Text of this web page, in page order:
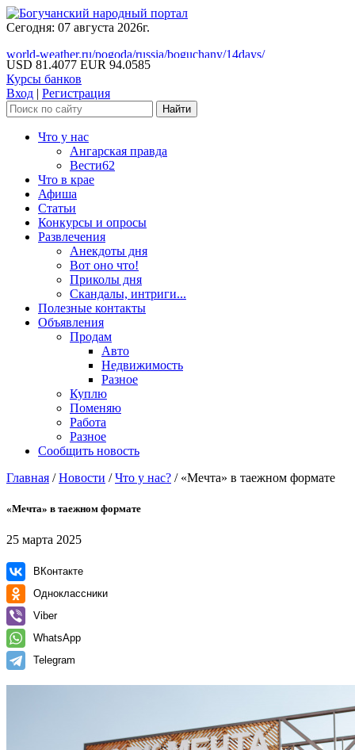
Сегодня: 07 августа 2026г.
world-weather.ru/pogoda/russia/boguchany/14days/
USD 81.4077 EUR 94.0585
Курсы банков
Вход | Регистрация
Что у нас
Ангарская правда
Вести62
Что в крае
Афиша
Статьи
Конкурсы и опросы
Развлечения
Анекдоты дня
Вот оно что!
Приколы дня
Скандалы, интриги...
Полезные контакты
Объявления
Продам
Авто
Недвижимость
Разное
Куплю
Поменяю
Работа
Разное
Сообщить новость
Главная /Новости /Что у нас? / «Мечта» в таежном формате
«Мечта» в таежном формате
25 марта 2025
ВКонтакте
Одноклассники
Viber
WhatsApp
Telegram